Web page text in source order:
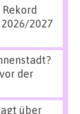
2027
der
über